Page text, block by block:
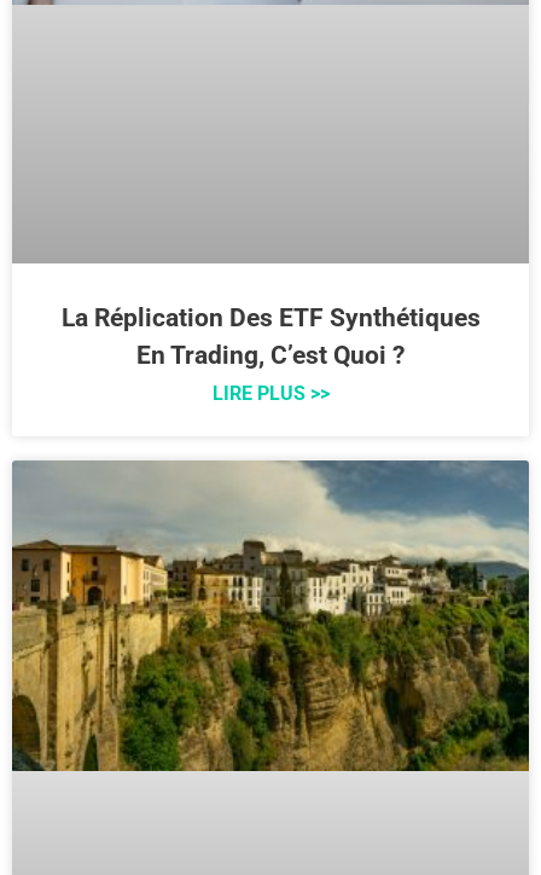
La Réplication Des ETF Synthétiques
En Trading, C’est Quoi ?
LIRE PLUS >>